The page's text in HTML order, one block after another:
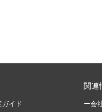
イド
関連
ー会